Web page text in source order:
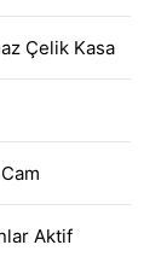
Çelik Kasa
Aktif